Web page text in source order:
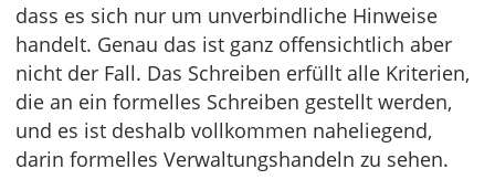
dass es sich nur um unverbindliche Hinweise
handelt. Genau das ist ganz offensichtlich aber
nicht der Fall. Das Schreiben erfüllt alle Kriterien,
die an ein formelles Schreiben gestellt werden,
und es ist deshalb vollkommen naheliegend,
darin formelles Verwaltungshandeln zu sehen.